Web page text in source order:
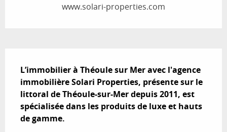
www.solari-properties.com
L’immobilier à Théoule sur Mer avec l'agence
immobilière Solari Properties, présente sur le
littoral de Théoule-sur-Mer depuis 2011, est
spécialisée dans les produits de luxe et hauts
de gamme.